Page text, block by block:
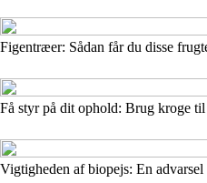
Figentræer: Sådan får du disse
Få styr på dit ophold: Brug kroge
Vigtigheden af biopejs: En